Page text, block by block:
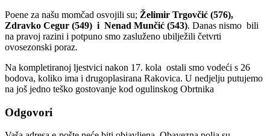
Poene za našu momčad osvojili su; Želimir Trgovčić (576),
Zdravko Cegur (549) i Nenad Munčić (543). Danas nismo bili
na pravoj razini i potpuno smo zasluženo ubilježili četvrti
ovosezonski poraz.
Na kompletiranoj ljestvici nakon 17. kola ostali smo vodeći s 26
bodova, koliko ima i drugoplasirana Rakovica. U nedjelju putujemo
na još jedno teško gostovanje kod ogulinskog Obrtnika
Odgovori